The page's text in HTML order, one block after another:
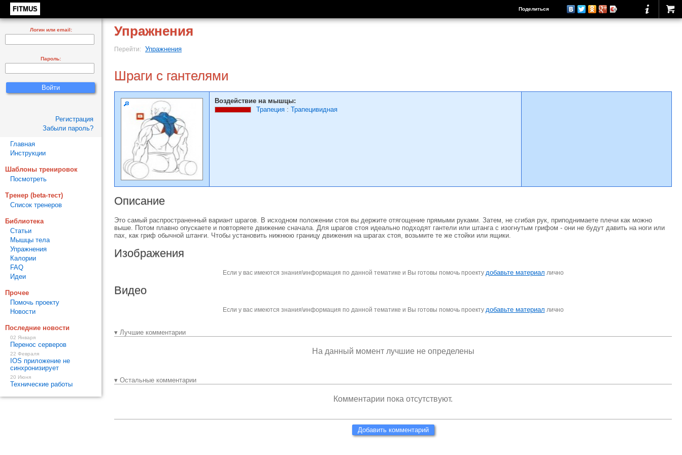
FITMUS Поделиться
Упражнения
Перейти: Упражнения
Шраги с гантелями
Воздействие на мышцы:
Трапеция : Трапецивидная
Описание
Это самый распространенный вариант шрагов. В исходном положении стоя вы держите отягощение прямыми руками. Затем, не сгибая рук, приподнимаете плечи как можно
выше. Потом плавно опускаете и повторяете движение сначала. Для шрагов стоя идеально подходят гантели или штанга с изогнутым грифом - они не будут давить на ноги или
пах, как гриф обычной штанги. Чтобы установить нижнюю границу движения на шрагах стоя, возьмите те же стойки или ящики.
Изображения
Если у вас имеются знания\информация по данной тематике и Вы готовы помочь проекту добавьте материал лично
Видео
Если у вас имеются знания\информация по данной тематике и Вы готовы помочь проекту добавьте материал лично
▾ Лучшие комментарии
На данный момент лучшие не определены
▾ Остальные комментарии
Комментарии пока отсутствуют.
Добавить комментарий
Логин или email:
Пароль:
Регистрация
Забыли пароль?
Главная
Инструкции
Шаблоны тренировок
Посмотреть
Тренер (beta-тест)
Список тренеров
Библиотека
Статьи
Мышцы тела
Упражнения
Калории
FAQ
Идеи
Прочее
Помочь проекту
Новости
Последние новости
02 Января
Перенос серверов
22 Февраля
IOS приложение не
синхронизирует
20 Июня
Технические работы